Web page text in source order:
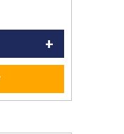
+